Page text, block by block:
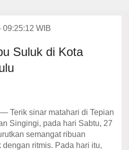
09:25:12 WIB
Suluk di Kota
— Terik sinar matahari di Tepian
Singingi, pada hari Sabtu, 27
semangat ribuan
ritmis. Pada hari itu,